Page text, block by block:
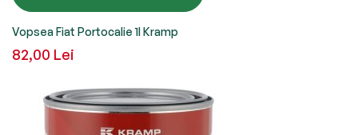
Vopsea Fiat Portocalie 1l Kramp
82,00 Lei